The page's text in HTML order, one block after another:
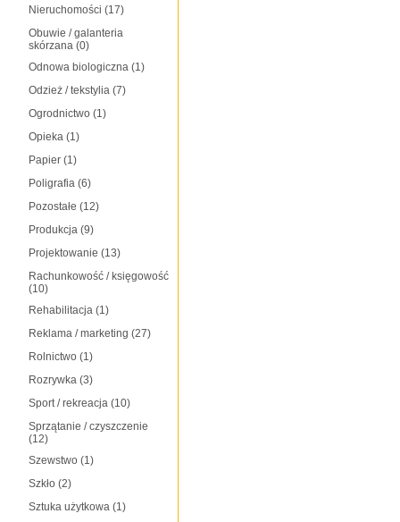
Nieruchomości (17)
Obuwie / galanteria
skórzana (0)
Odnowa biologiczna (1)
Odzież / tekstylia (7)
Ogrodnictwo (1)
Opieka (1)
Papier (1)
Poligrafia (6)
Pozostałe (12)
Produkcja (9)
Projektowanie (13)
Rachunkowość / księgowość
(10)
Rehabilitacja (1)
Reklama / marketing (27)
Rolnictwo (1)
Rozrywka (3)
Sport / rekreacja (10)
Sprzątanie / czyszczenie
(12)
Szewstwo (1)
Szkło (2)
Sztuka użytkowa (1)